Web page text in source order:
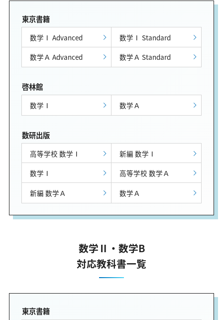
東京書籍
数学Ⅰ Advanced
数学Ⅰ Standard
数学Ａ Advanced
数学Ａ Standard
啓林館
数学Ⅰ 数学Ａ
数研出版
高等学校 数学Ⅰ
新編 数学Ⅰ
数学Ⅰ
高等学校 数学Ａ
新編 数学Ａ
数学Ａ
数学Ⅱ・数学B
対応教科書一覧
東京書籍